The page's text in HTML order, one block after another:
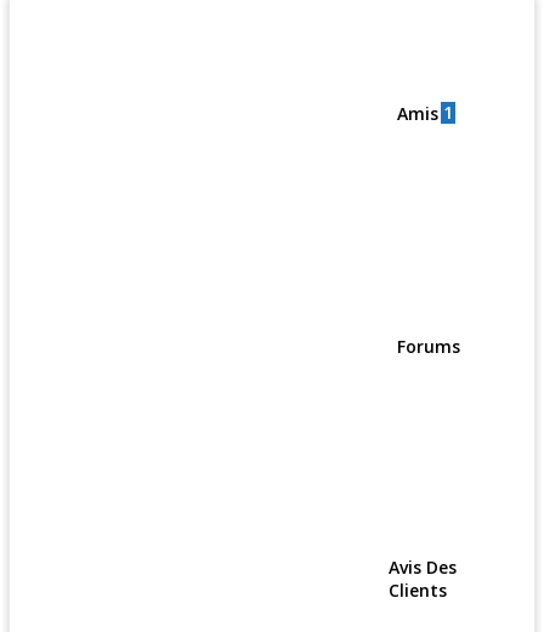
Amis 1
Forums
Avis Des
Clients